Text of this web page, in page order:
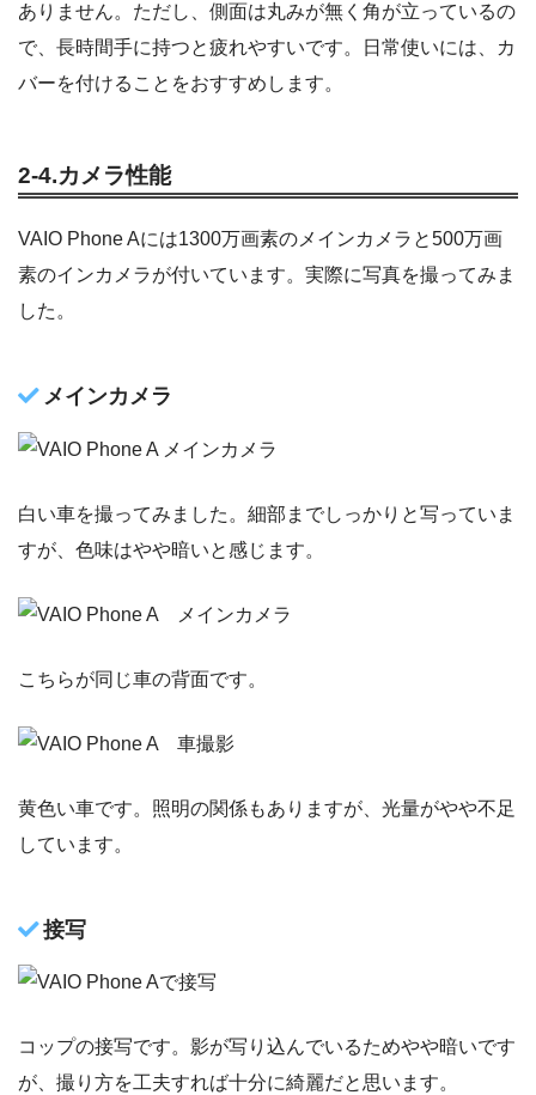
ありません。ただし、側面は丸みが無く角が立っているの
で、長時間手に持つと疲れやすいです。日常使いには、カ
バーを付けることをおすすめします。
2-4.カメラ性能
VAIO Phone Aには1300万画素のメインカメラと500万画
素のインカメラが付いています。実際に写真を撮ってみま
した。
メインカメラ
白い車を撮ってみました。細部までしっかりと写っていま
すが、色味はやや暗いと感じます。
こちらが同じ車の背面です。
黄色い車です。照明の関係もありますが、光量がやや不足
しています。
接写
コップの接写です。影が写り込んでいるためやや暗いです
が、撮り方を工夫すれば十分に綺麗だと思います。